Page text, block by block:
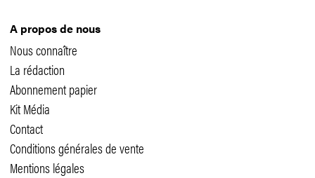
A propos de nous
Nous connaître
La rédaction
Abonnement papier
Kit Média
Contact
Conditions générales de vente
Mentions légales